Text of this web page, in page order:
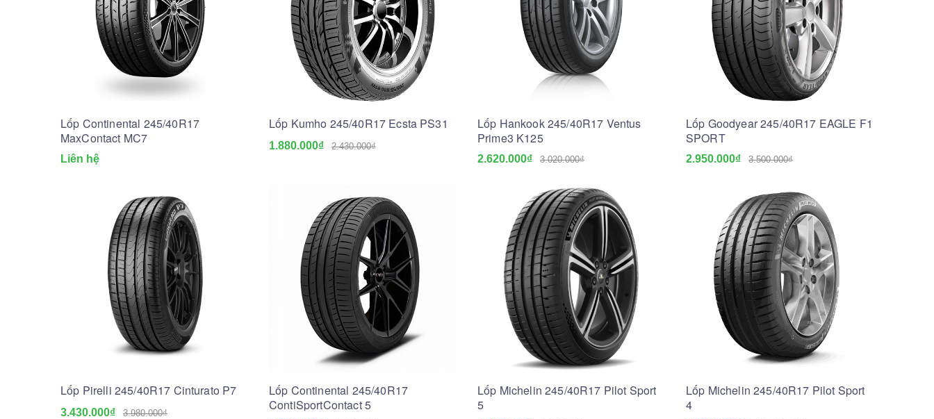
Lốp Continental 245/40R17
MaxContact MC7
Liên hệ
Lốp Kumho 245/40R17 Ecsta PS31
1.880.000₫ 2.430.000₫
Lốp Hankook 245/40R17 Ventus
Prime3 K125
2.620.000₫ 3.020.000₫
Lốp Goodyear 245/40R17 EAGLE F1
SPORT
2.950.000₫ 3.500.000₫
Lốp Pirelli 245/40R17 Cinturato P7
3.430.000₫ 3.980.000₫
Lốp Continental 245/40R17
ContiSportContact 5
Lốp Michelin 245/40R17 Pilot Sport
5
Lốp Michelin 245/40R17 Pilot Sport
4